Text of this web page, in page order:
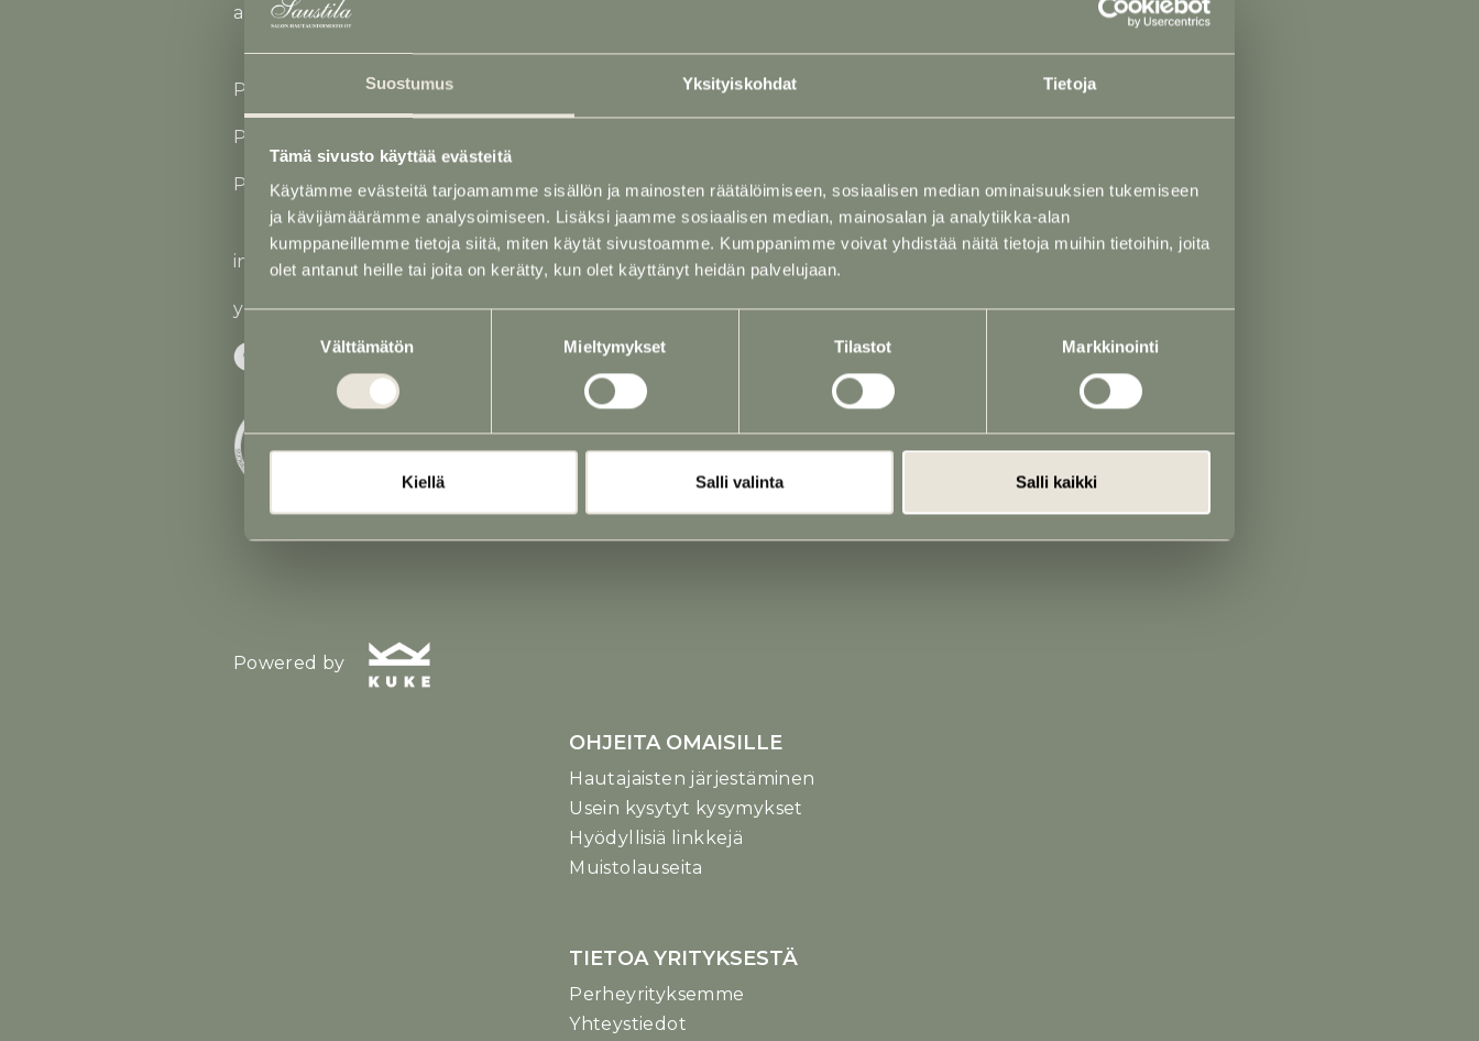
Suostumus Yksityiskohdat Tietoja
Tämä sivusto käyttää evästeitä
Käytämme evästeitä tarjoamamme sisällön ja mainosten räätälöimiseen, sosiaalisen median ominaisuuksien tukemiseen
ja kävijämäärämme analysoimiseen. Lisäksi jaamme sosiaalisen median, mainosalan ja analytiikka-alan
kumppaneillemme tietoja siitä, miten käytät sivustoamme. Kumppanimme voivat yhdistää näitä tietoja muihin tietoihin, joita
olet antanut heille tai joita on kerätty, kun olet käyttänyt heidän palvelujaan.
valinta
Välttämätön Mieltymykset Tilastot Markkinointi
Kiellä Salli valinta Salli kaikki
arkisin klo 9 - 16, la-su suljettu
Puh 02 731 2562(24 h)
P. 040 760 1724 (Jaakko Saustila)
P. 040 768 6167 (Auraleena Saustila)
info@saustila.fi
y-tunnus 0545177-5
Powered by
Haarlantie 1, 25500 Perniö
Puh02 731 2562(24 h)
P. 040 768 6167 (Auraleena Saustila)
PALVELUT
Arkut, uurnat ja hautakivet
Hautajaiskukat
Hautauskuljetukset
OHJEITA OMAISILLE
Hautajaisten järjestäminen
Usein kysytyt kysymykset
Hyödyllisiä linkkejä
Muistolauseita
TIETOA YRITYKSESTÄ
Perheyrityksemme
Yhteystiedot